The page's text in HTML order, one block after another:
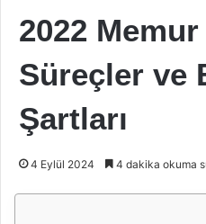
2022 Memur
Süreçler ve
Şartları
4 Eylül 2024 4 dakika okuma